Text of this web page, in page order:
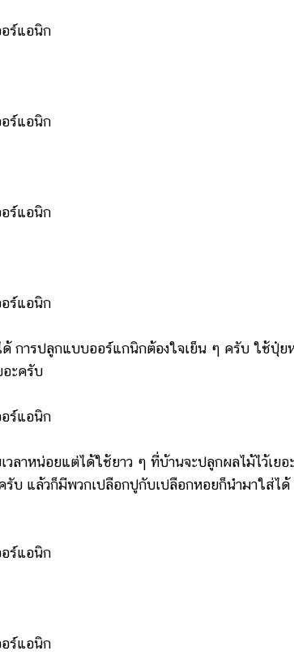
ารปลูกแบบออร์แกนิกต้องใจเย็น ๆ ครับ ใช้ปุ๋ย
อะครับ
หน่อยแต่ได้ใช้ยาว ๆ ที่บ้านจะปลูกผลไม้ไว้เยอ
รับ แล้วก็มีพวกเปลือกปูกับเปลือกหอยก็นำมาใส่ไ